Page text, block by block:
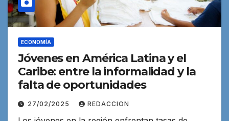
ECONOMÍA
Jóvenes en América Latina y el
Caribe: entre la informalidad y la
falta de oportunidades
27/02/2025 REDACCION